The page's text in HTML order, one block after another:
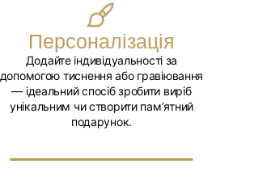
Персоналізація
Додайте індивідуальності за
допомогою тиснення або гравіювання
— ідеальний спосіб зробити виріб
унікальним чи створити пам’ятний
подарунок.